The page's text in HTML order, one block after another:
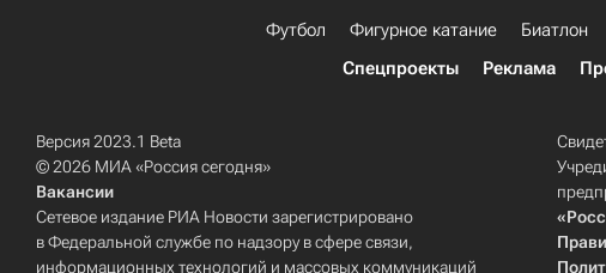
Футбол Фигурное катание Биатлон
Спецпроекты
Реклама
Версия 2023.1 Beta
© 2026 МИА «Россия сегодня»
Вакансии
Сетевое издание РИА Новости зарегистрировано
в Федеральной службе по надзору в сфере связи,
информационных технологий и массовых коммуникаций